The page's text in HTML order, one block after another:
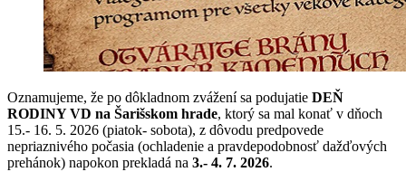
Oznamujeme, že po dôkladnom zvážení sa podujatie DEŇ
RODINY VD na Šarišskom hrade, ktorý sa mal konať v dňoch
15.- 16. 5. 2026 (piatok- sobota), z dôvodu predpovede
nepriaznivého počasia (ochladenie a pravdepodobnosť dažďových
prehánok) napokon prekladá na 3.- 4. 7. 2026.